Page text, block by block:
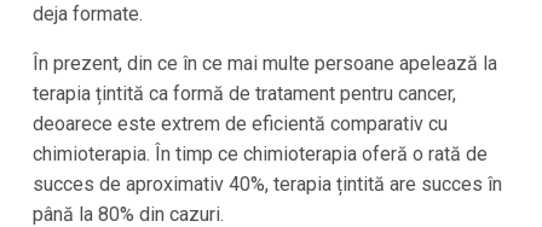
deja formate.
În prezent, din ce în ce mai multe persoane apelează la
terapia țintită ca formă de tratament pentru cancer,
deoarece este extrem de eficientă comparativ cu
chimioterapia. În timp ce chimioterapia oferă o rată de
succes de aproximativ 40%, terapia țintită are succes în
până la 80% din cazuri.